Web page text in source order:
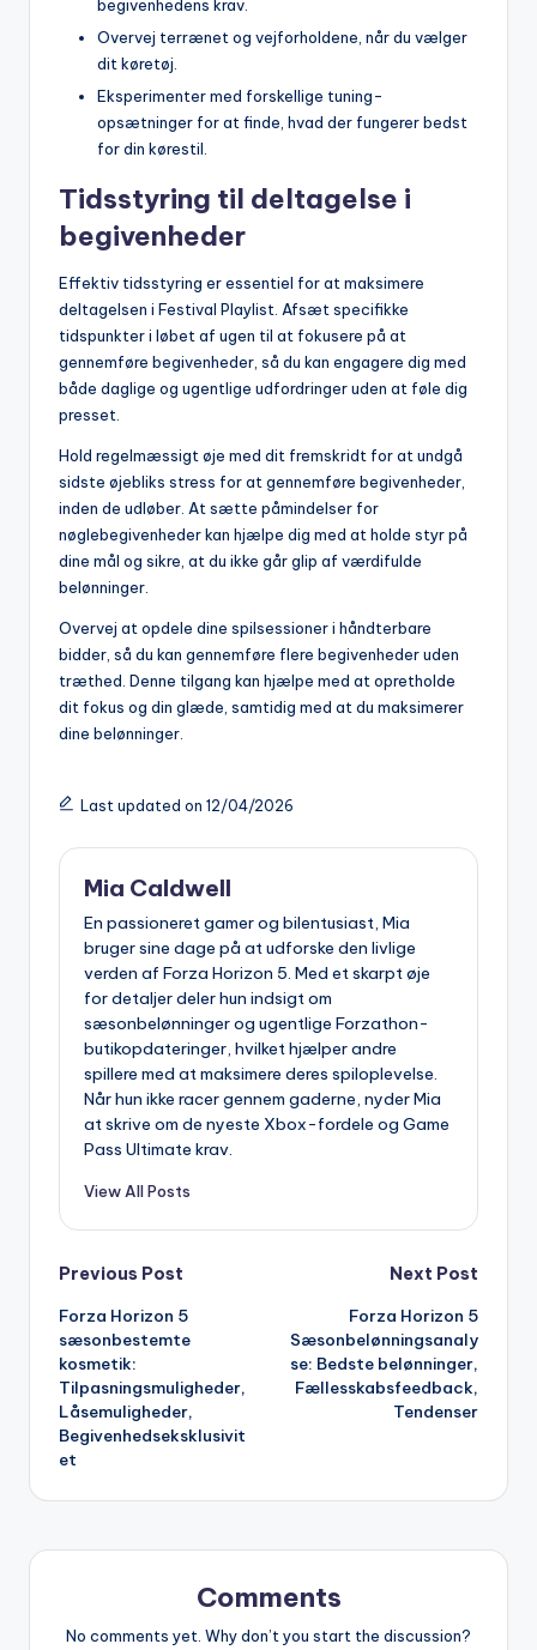
begivenhedens krav.
Overvej terrænet og vejforholdene, når du vælger
dit køretøj.
Eksperimenter med forskellige tuning-
opsætninger for at finde, hvad der fungerer bedst
for din kørestil.
Tidsstyring til deltagelse i
begivenheder
Effektiv tidsstyring er essentiel for at maksimere
deltagelsen i Festival Playlist. Afsæt specifikke
tidspunkter i løbet af ugen til at fokusere på at
gennemføre begivenheder, så du kan engagere dig med
både daglige og ugentlige udfordringer uden at føle dig
presset.
Hold regelmæssigt øje med dit fremskridt for at undgå
sidste øjebliks stress for at gennemføre begivenheder,
inden de udløber. At sætte påmindelser for
nøglebegivenheder kan hjælpe dig med at holde styr på
dine mål og sikre, at du ikke går glip af værdifulde
belønninger.
Overvej at opdele dine spilsessioner i håndterbare
bidder, så du kan gennemføre flere begivenheder uden
træthed. Denne tilgang kan hjælpe med at opretholde
dit fokus og din glæde, samtidig med at du maksimerer
dine belønninger.
Last updated on 12/04/2026
Mia Caldwell
En passioneret gamer og bilentusiast, Mia
bruger sine dage på at udforske den livlige
verden af Forza Horizon 5. Med et skarpt øje
for detaljer deler hun indsigt om
sæsonbelønninger og ugentlige Forzathon-
butikopdateringer, hvilket hjælper andre
spillere med at maksimere deres spiloplevelse.
Når hun ikke racer gennem gaderne, nyder Mia
at skrive om de nyeste Xbox-fordele og Game
Pass Ultimate krav.
View All Posts
Post
navigation
Previous Post
Forza Horizon 5
sæsonbestemte
kosmetik:
Tilpasningsmuligheder,
Låsemuligheder,
Begivenhedseksklusivit
et
Next Post
Forza Horizon 5
Sæsonbelønningsanaly
se: Bedste belønninger,
Fællesskabsfeedback,
Tendenser
Comments
No comments yet. Why don’t you start the discussion?